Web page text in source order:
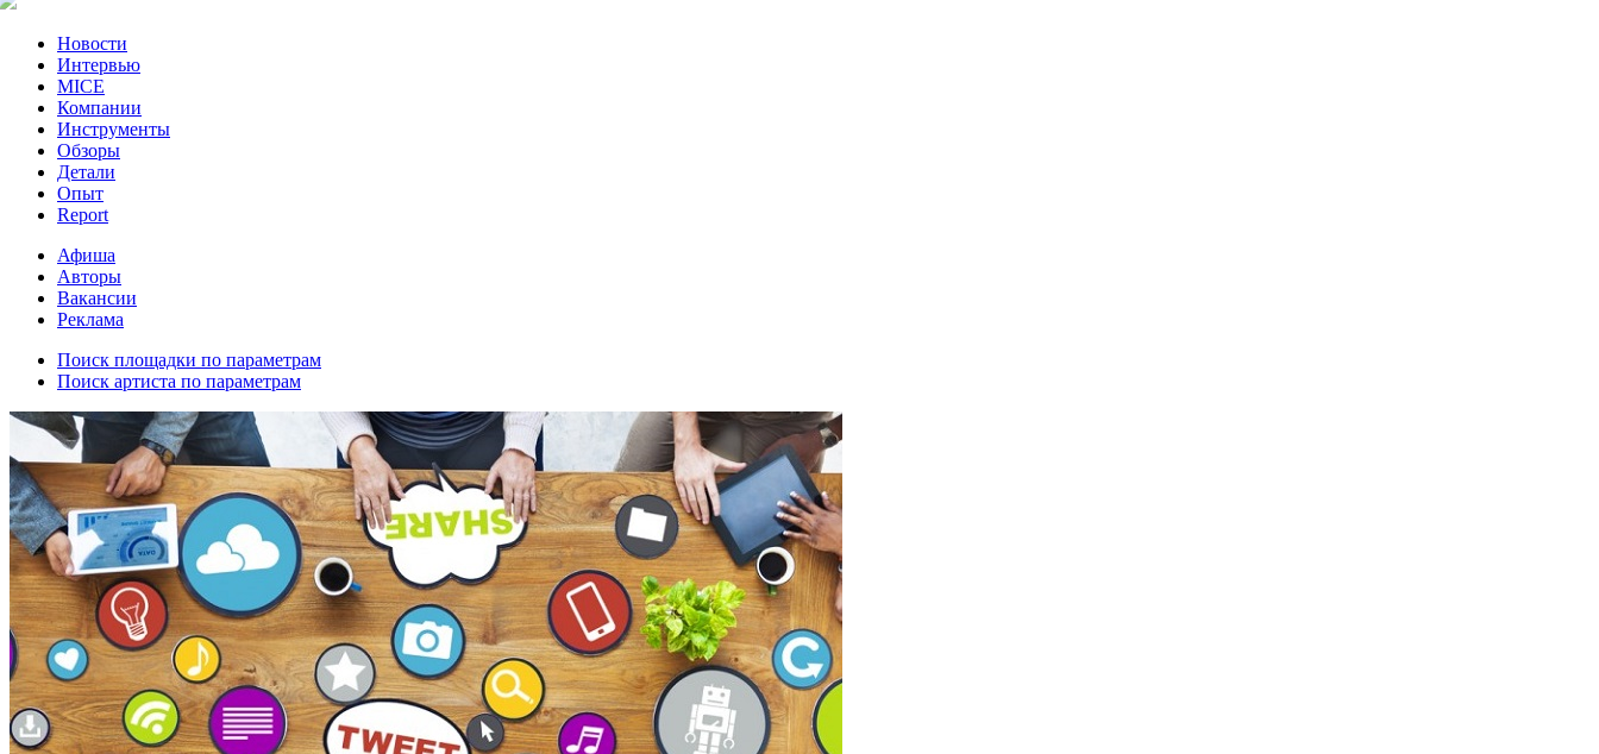
Новости
Интервью
MICE
Компании
Инструменты
Обзоры
Детали
Опыт
Report
Афиша
Авторы
Вакансии
Реклама
Поиск площадки по параметрам
Поиск артиста по параметрам